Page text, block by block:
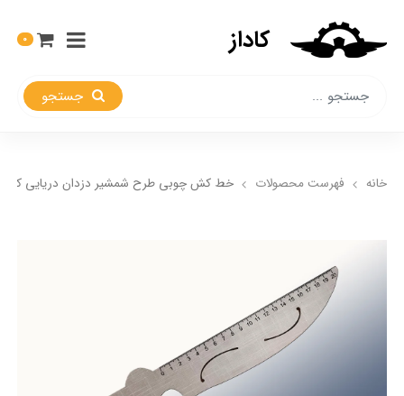
کاداز 0
خانه فهرست محصولات خط کش چوبی طرح شمشیر دزدان دریایی